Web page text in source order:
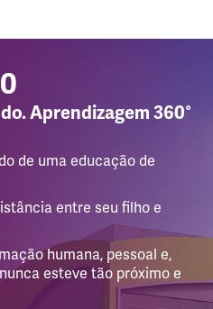
Aprendizagem 360°
de uma educação de
entre seu filho e
humana, pessoal e,
esteve tão próximo e